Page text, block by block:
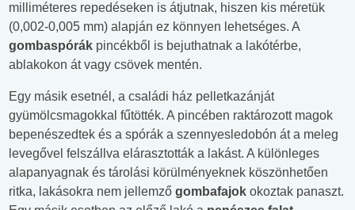
milliméteres repedéseken is átjutnak, hiszen kis méretük
(0,002-0,005 mm) alapján ez könnyen lehetséges. A
gombaspórák pincékből is bejuthatnak a lakótérbe,
ablakokon át vagy csövek mentén.
Egy másik esetnél, a családi ház pelletkazánját
gyümölcsmagokkal fűtötték. A pincében raktározott magok
bepenészedtek és a spórák a szennyesledobón át a meleg
levegővel felszállva elárasztották a lakást. A különleges
alapanyagnak és tárolási körülményeknek köszönhetően
ritka, lakásokra nem jellemző gombafajok okoztak panaszt.